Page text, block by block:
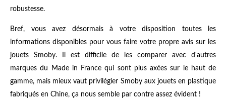
robustesse.
Bref, vous avez désormais à votre disposition toutes les
informations disponibles pour vous faire votre propre avis sur les
jouets Smoby. Il est difficile de les comparer avec d'autres
marques du Made in France qui sont plus axées sur le haut de
gamme, mais mieux vaut privilégier Smoby aux jouets en plastique
fabriqués en Chine, ça nous semble par contre assez évident !